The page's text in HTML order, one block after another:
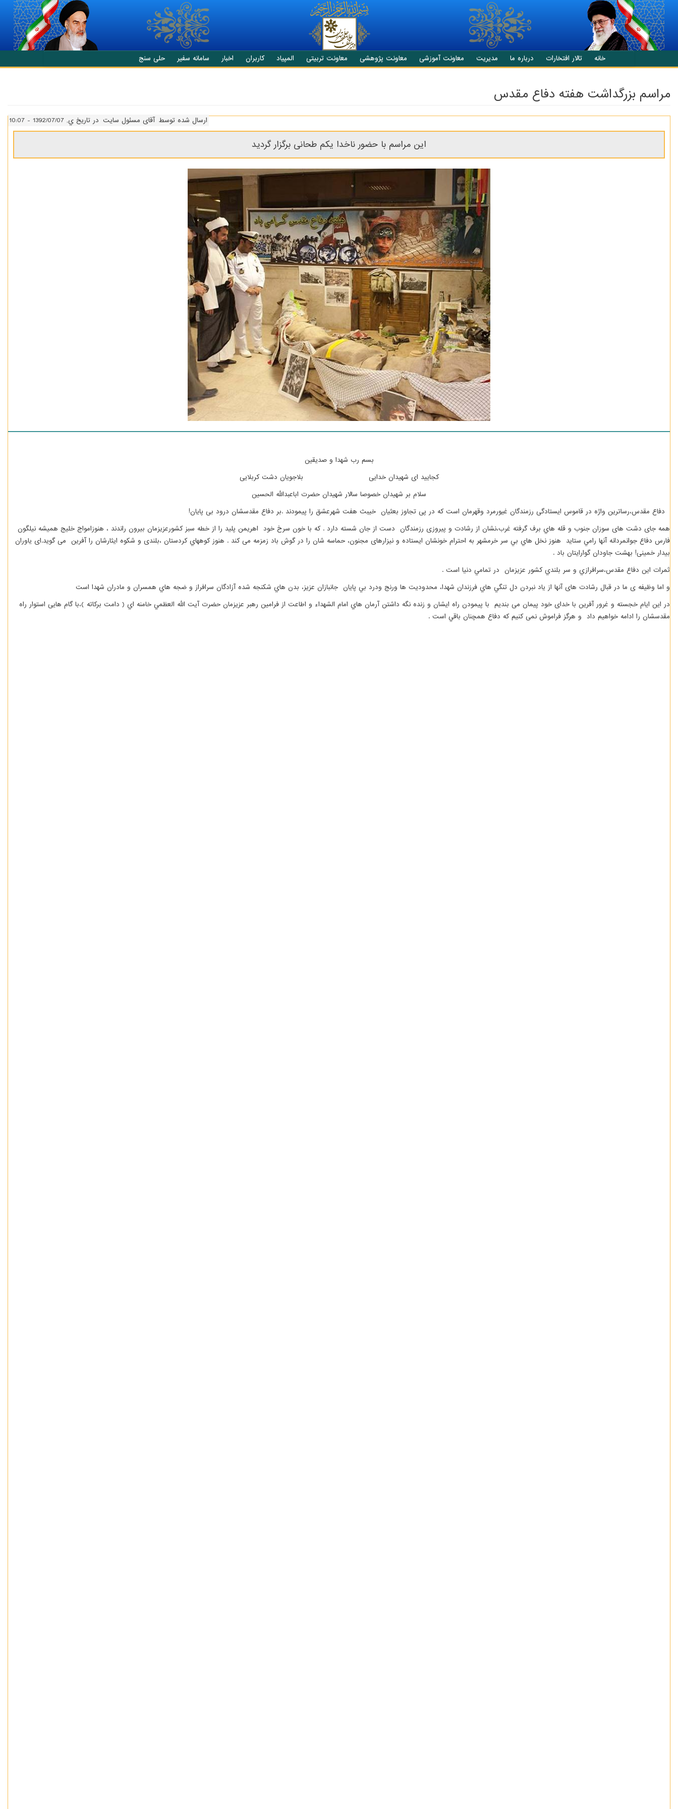
انتقال به محتوای اصلی
خانه تالار افتخارات درباره ما مدیریت معاونت آموزشی معاونت پژوهشی معاونت تربیتی المپیاد کاربران اخبار سامانه سفیر حلی سنج
مراسم بزرگداشت هفته دفاع مقدس
ارسال شده توسط آقای مسئول سایت در تاریخ ي, 1392/07/07 - 10:07
این مراسم با حضور ناخدا یکم طحانی برگزار گردید
بسم رب شهدا و صدیقین
کجایید ای شهیدان خدایی بلاجویان دشت کربلایی
سلام بر شهیدان خصوصا سالار شهیدان حضرت اباعبدالله الحسین
دفاع مقدس،رساترین واژه در قاموس ایستادگی رزمندگان غیورمرد وقهرمان است كه در پی تجاوز بعثيان خیبث هفت شهرعشق را پیمودند .بر دفاع مقدسشان درود بی پايان!
همه جای دشت های سوزان جنوب و قله هاي برف گرفته غرب،نشان از رشادت و پیروزی رزمندگان دست از جان شسته دارد . كه با خون سرخ خود اهریمن پلید را از خطه سبز كشورعزيزمان بیرون راندند ، هنوزامواج خلیج همیشه نیلگون
فارس دفاع جوانمردانه آنها رامي ستايد هنوز نخل هاي بي سر خرمشهر به احترام خونشان ایستاده و نیزارهای مجنون، حماسه شان را در گوش باد زمزمه می کند . هنوز كوههاي کردستان ،بلندی و شکوه ایثارشان را آفرين می گوید.ای یاوران
بیدار خمینی! بهشت جاودان گوارایتان باد .
ثمرات اين دفاع مقدس،سرافرازي و سر بلندي كشور عزيزمان در تمامي دنيا است .
و اما وظیفه ی ما در قبال رشادت های آنها از ياد نبردن دل تنگي هاي فرزندان شهدا، محدوديت ها ورنج ودرد بي پايان جانبازان عزيز، بدن هاي شكنجه شده آزادگان سرافراز و ضجه هاي همسران و مادران شهدا است
در این ایام خجسته و غرور آفرین با خدای خود پیمان می بندیم با پیمودن راه ایشان و زنده نگه داشتن آرمان هاي امام الشهداء و اطاعت از فرامین رهبر عزيزمان حضرت آيت الله العظمي خامنه اي ( دامت بركاته )،با گام هایی استوار راه
مقدسشان را ادامه خواهیم داد و هرگز فراموش نمی کنیم كه دفاع همچنان باقي است .